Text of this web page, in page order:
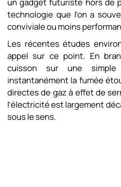
technologie que l’on a
conviviale ou moins
Les récentes études
appel sur ce point. En
cuisson sur une
instantanément la fumée
directes de gaz à effet de
l’électricité est largement
sous le sens.